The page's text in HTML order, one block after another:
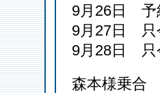
9月26日 予
9月27日 只
9月28日 只
森本様乗合